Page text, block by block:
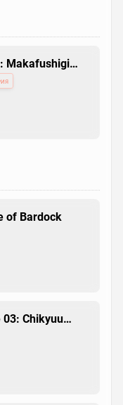
Makafushigi
of Bardock
03: Chikyuu